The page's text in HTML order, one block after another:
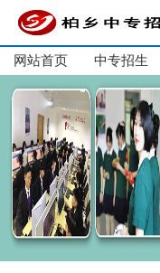
网站首页 中专招生